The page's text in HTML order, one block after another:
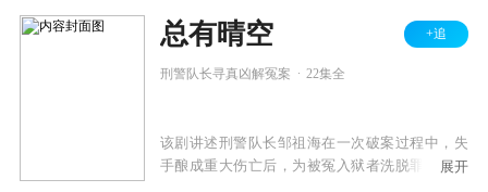
总有晴空 +追
刑警队长寻真凶解冤案 22集全
该剧讲述刑警队长邹祖海在一次破案过程中，失
手酿成重大伤亡后，为被冤入狱者洗脱罪名，苦
展开